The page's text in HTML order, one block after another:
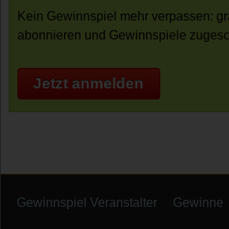
Kein Gewinnspiel mehr verpassen:
abonnieren und Gewinnspiele
Jetzt anmelden
Gewinnspiel Veranstalter Gewinne